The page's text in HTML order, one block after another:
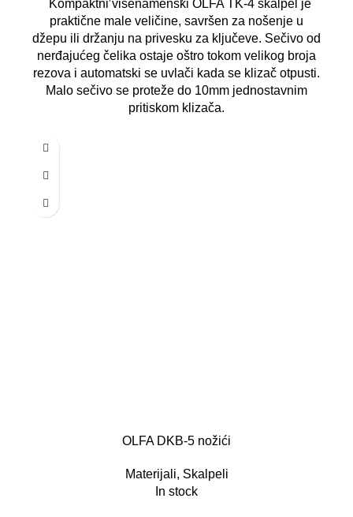
Kompaktni višenamenski OLFA TK-4 skalpel je
praktične male veličine, savršen za nošenje u
džepu ili držanju na privesku za ključeve. Sečivo od
nerđajućeg čelika ostaje oštro tokom velikog broja
rezova i automatski se uvlači kada se klizač otpusti.
Malo sečivo se proteže do 10mm jednostavnim
pritiskom klizača.
OLFA DKB-5 nožići
Materijali, Skalpeli
In stock